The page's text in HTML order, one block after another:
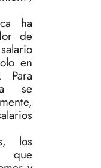
ha
de
en
Para
se
los
que